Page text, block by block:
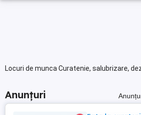
Locuri de munca Curatenie, salubrizare,
Anunțuri